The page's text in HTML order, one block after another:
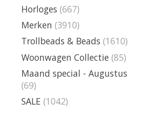
Horloges (667)
Merken (3910)
Trollbeads & Beads (1610)
Woonwagen Collectie (85)
Maand special - Augustus
(69)
SALE (1042)